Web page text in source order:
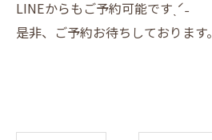
LINEからもご予約可能ですˎˊ˗
是非、ご予約お待ちしております。